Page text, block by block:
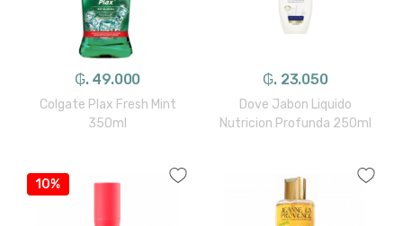
₲. 49.000
Colgate Plax Fresh Mint
350ml
₲. 23.050
Dove Jabon Liquido
Nutricion Profunda 250ml
10%